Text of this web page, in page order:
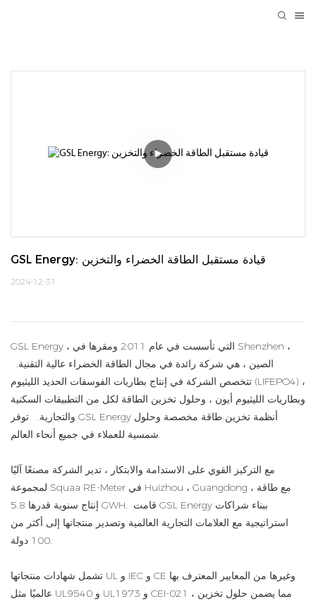
GSL Energy: قيادة مستقبل الطاقة الخضراء والتخزين
2024-12-31
GSL Energy ، التي تأسست في عام 2011 ومقرها في Shenzhen ،
الصين ، هي شركة رائدة في مجال الطاقة الخضراء عالية التقنية.
تتخصص الشركة في إنتاج بطاريات الفوسفات الحديد الليثيوم (LIFEPO4) ،
وبطاريات الليثيوم أيون ، وحلول تخزين الطاقة لكل من التطبيقات السكنية
والتجارية. توفر GSL Energy أنظمة تخزين طاقة مخصصة وحلول
شمسية للعملاء في جميع أنحاء العالم.
مع التركيز القوي على الاستدامة والابتكار ، تدير الشركة مصنعًا آليًا
لمجموعة Squaa RE-Meter في Huizhou ، Guangdong ، مع طاقة
إنتاج سنوية قدرها 5.8 GWH. قامت GSL Energy ببناء شراكات
استراتيجية مع العلامات التجارية العالمية وتصدير منتجاتها إلى أكثر من
100 دولة.
تشمل شهادات منتجاتها UL و IEC و CE وغيرها من المعايير المعترف بها
عالميًا مثل UL9540 و UL1973 و CEI-021 ، مما يضمن حلول تخزين